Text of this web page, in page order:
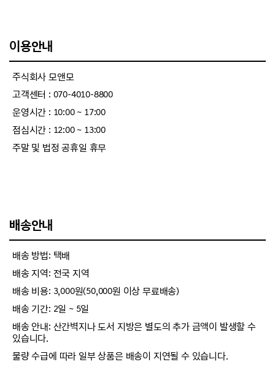
이용안내
주식회사 모앤모
고객센터 : 070-4010-8800
운영시간 : 10:00 ~ 17:00
점심시간 : 12:00 ~ 13:00
주말 및 법정 공휴일 휴무
배송안내
배송 방법: 택배
배송 지역: 전국 지역
배송 비용: 3,000원(50,000원 이상 무료배송)
배송 기간: 2일 ~ 5일
배송 안내: 산간벽지나 도서 지방은 별도의 추가 금액이 발생할 수
있습니다.
물량 수급에 따라 일부 상품은 배송이 지연될 수 있습니다.